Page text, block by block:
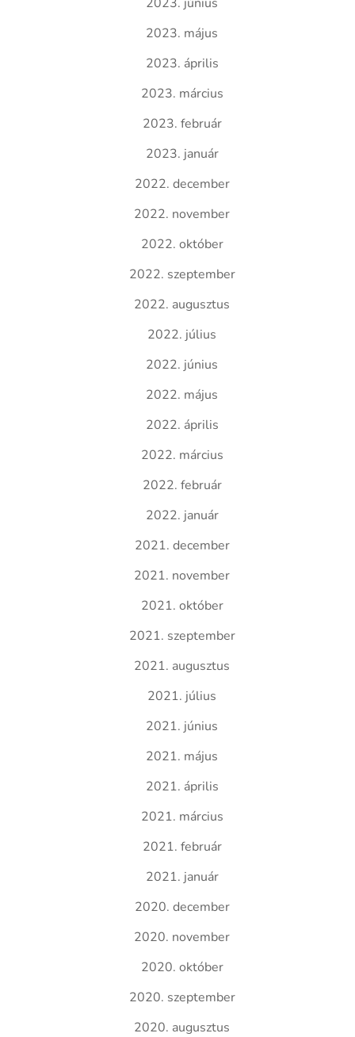
2023. május
2023. április
2023. március
2023. február
2023. január
2022. december
2022. november
2022. október
2022. szeptember
2022. augusztus
2022. július
2022. június
2022. május
2022. április
2022. március
2022. február
2022. január
2021. december
2021. november
2021. október
2021. szeptember
2021. augusztus
2021. július
2021. június
2021. május
2021. április
2021. március
2021. február
2021. január
2020. december
2020. november
2020. október
2020. szeptember
2020. augusztus